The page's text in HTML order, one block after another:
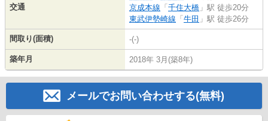
交通
京成本線 「千住大橋 」駅 徒歩20分
東武伊勢崎線 「牛田 」駅 徒歩26分
間取り(面積) -(-)
築年月 2018年 3月(築8年)
メールでお問い合わせする(無料)